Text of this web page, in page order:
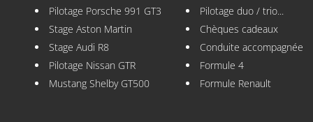
Pilotage Porsche 991 GT3
Stage Aston Martin
Stage Audi R8
Pilotage Nissan GTR
Mustang Shelby GT500
Pilotage duo / trio...
Chèques cadeaux
Conduite accompagnée
Formule 4
Formule Renault